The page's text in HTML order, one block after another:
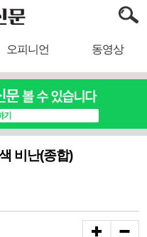
오피니언 동영상
비난(종합)